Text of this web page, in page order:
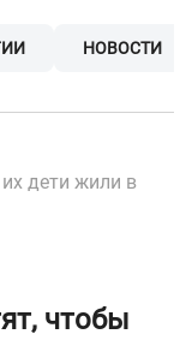
НОВОСТИ
дети жили в
чтобы